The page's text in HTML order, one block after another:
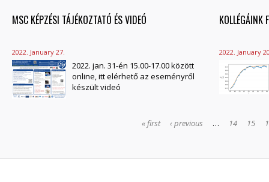
MSC KÉPZÉSI TÁJÉKOZTATÓ ÉS VIDEÓ
2022. January 27.
2022. jan. 31-én 15.00-17.00 között
online, itt elérhető az eseményről
készült videó
KOLLÉGÁINK
2022. January
« first ‹ previous … 14 15